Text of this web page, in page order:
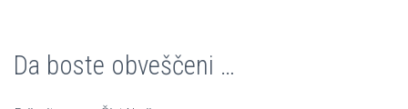
Da boste obveščeni …